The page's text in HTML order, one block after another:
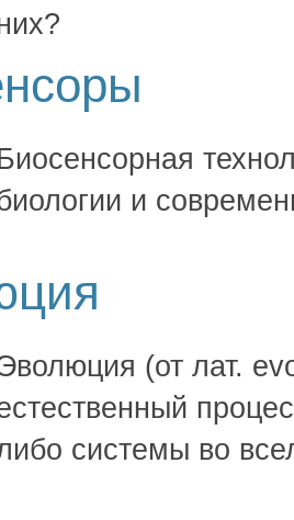
и
(от лат.
системы во